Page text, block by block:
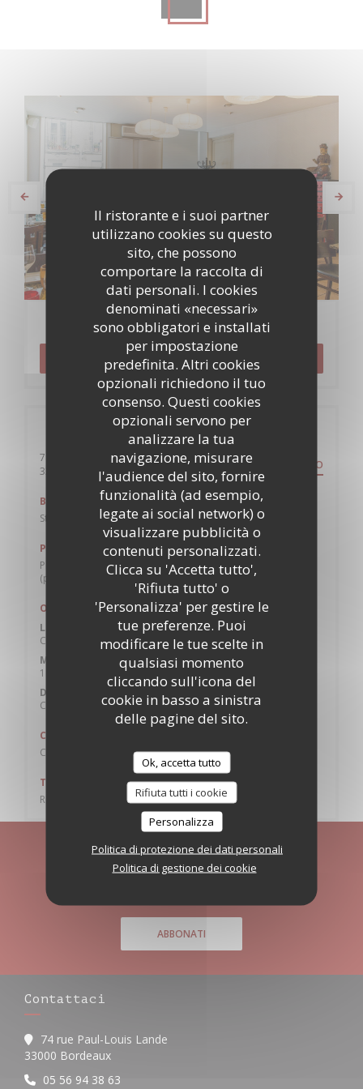
Il ristorante e i suoi partner
utilizzano cookies su questo
sito, che possono
comportare la raccolta di
dati personali. I cookies
denominati «necessari»
sono obbligatori e installati
per impostazione
predefinita. Altri cookies
opzionali richiedono il tuo
consenso. Questi cookies
opzionali servono per
analizzare la tua
navigazione, misurare
l'audience del sito, fornire
funzionalità (ad esempio,
legate ai social network) o
visualizzare pubblicità o
contenuti personalizzati.
Clicca su 'Accetta tutto',
'Rifiuta tutto' o
'Personalizza' per gestire le
tue preferenze. Puoi
modificare le tue scelte in
qualsiasi momento
cliccando sull'icona del
cookie in basso a sinistra
delle pagine del sito.
Ok, accetta tutto
Rifiuta tutti i cookie
Personalizza
Politica di protezione dei dati personali
Politica di gestione dei cookie
Prenotazione
PRENOTA
Informazioni pratiche
74 rue Paul-Louis Lande
33000 Bordeaux ((apre una nuova finestra)) PERCORSO
Bike-sharing
Station Vcub place Sainte Eulalie
Parcheggio
Place Sainte-Eulalie (gratuit dès 19h), place de la Victoire
(payant)
Orari
Lun
Chiuso
Mer
19:30 - 23:00
Domenica
Chiuso
Cucina
Cinese
Tipologia
Ristorante cinese
Rimani informato*
ABBONATI
Contattaci
74 rue Paul-Louis Lande
33000 Bordeaux((apre una nuova finestra))
05 56 94 38 63